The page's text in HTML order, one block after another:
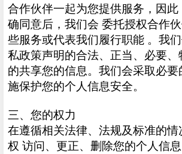
合作伙伴一起为您提供服务，因此
确同意后，我们会 委托授权合作
些服务或代表我们履行职能 。我
私政策声明的合法、正当、必要、
的共享您的信息。我们会采取必
施保护您的个人信息安全。
三、您的权力
在遵循相关法律、法规及标准的情
权 访问、更正、删除您的个人信